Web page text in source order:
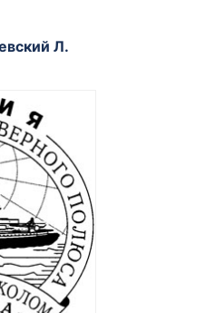
Л.